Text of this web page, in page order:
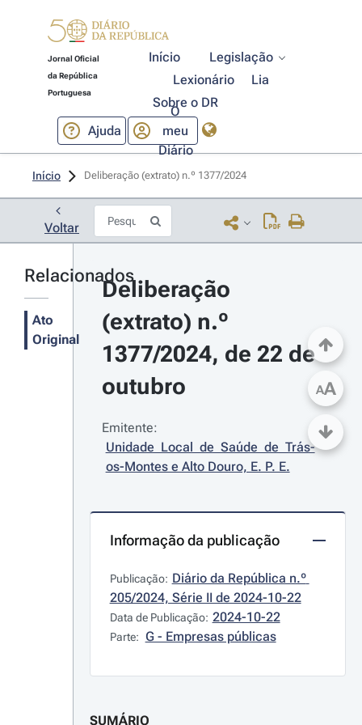
Jornal Oficial
da República
Portuguesa
Início
Legislação
Lexionário
Lia
Sobre o DR
Ajuda
O
meu
Diário
Início Deliberação (extrato) n.º 1377/2024
Voltar
Relacionados
Ato
Original
Deliberação
(extrato) n.º
1377/2024, de 22 de
outubro
Emitente:
Unidade Local de Saúde de Trás-
os-Montes e Alto Douro, E. P. E.
Informação da publicação
Publicação: Diário da República n.º
205/2024, Série II de 2024-10-22
Data de Publicação: 2024-10-22
Parte: G - Empresas públicas
SUMÁRIO
AA